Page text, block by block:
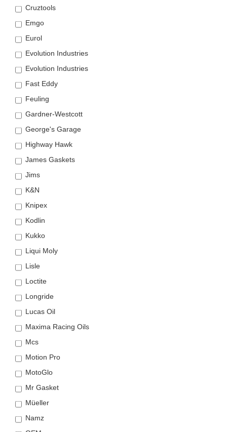
Cruztools
Emgo
Eurol
Evolution Industries
Evolution Industries
Fast Eddy
Feuling
Gardner-Westcott
George's Garage
Highway Hawk
James Gaskets
Jims
K&N
Knipex
Kodlin
Kukko
Liqui Moly
Lisle
Loctite
Longride
Lucas Oil
Maxima Racing Oils
Mcs
Motion Pro
MotoGlo
Mr Gasket
Müeller
Namz